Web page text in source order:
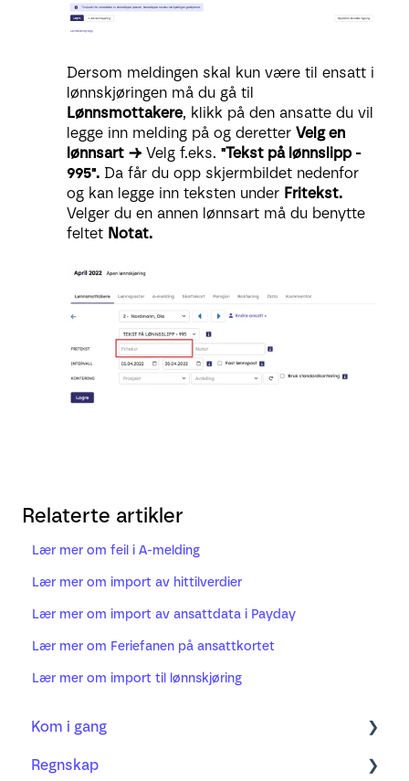
Dersom meldingen skal kun være til ensatt i
lønnskjøringen må du gå til
Lønnsmottakere, klikk på den ansatte du vil
legge inn melding på og deretter Velg en
lønnsart → Velg f.eks. "Tekst på lønnslipp -
995". Da får du opp skjermbildet nedenfor
og kan legge inn teksten under Fritekst.
Velger du en annen lønnsart må du benytte
feltet Notat.
Relaterte artikler
Lær mer om feil i A-melding
Lær mer om import av hittilverdier
Lær mer om import av ansattdata i Payday
Lær mer om Feriefanen på ansattkortet
Lær mer om import til lønnskjøring
Kom i gang
Regnskap
Regnskap